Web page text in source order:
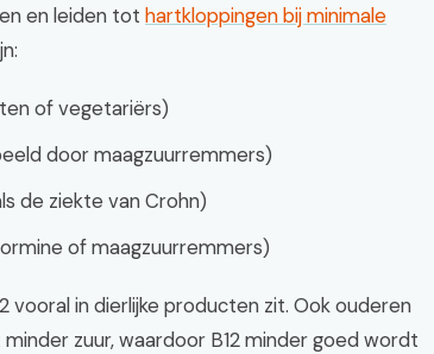
en leiden tot hartkloppingen bij minimale
of vegetariërs)
door maagzuurremmers)
de ziekte van Crohn)
of maagzuurremmers)
vooral in dierlijke producten zit. Ook ouderen
zuur, waardoor B12 minder goed wordt